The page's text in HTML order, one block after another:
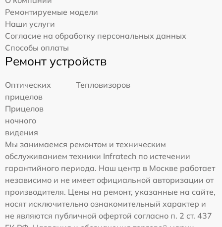
Ремонтируемые модели
Наши услуги
Согласие на обработку персональных данных
Способы оплаты
Ремонт устройств
Оптических
прицелов
Тепловизоров
Прицелов
ночного
видения
Мы занимаемся ремонтом и техническим
обслуживанием техники Infratech по истечении
гарантийного периода. Наш центр в Москве работает
независимо и не имеет официальной авторизации от
производителя. Цены на ремонт, указанные на сайте,
носят исключительно ознакомительный характер и
не являются публичной офертой согласно п. 2 ст. 437